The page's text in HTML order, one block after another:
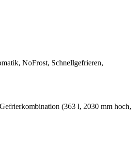
NoFrost, Schnellgefrieren,
(363 l, 2030 mm hoch,